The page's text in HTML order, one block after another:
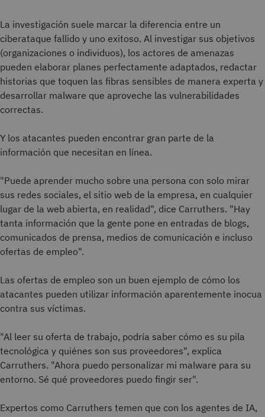
La investigación suele marcar la diferencia entre un
ciberataque fallido y uno exitoso. Al investigar sus objetivos
(organizaciones o individuos), los actores de amenazas
pueden elaborar planes perfectamente adaptados, redactar
historias que toquen las fibras sensibles de manera experta y
desarrollar malware que aproveche las vulnerabilidades
correctas.
Y los atacantes pueden encontrar gran parte de la
información que necesitan en línea.
"Puede aprender mucho sobre una persona con solo mirar
sus redes sociales, el sitio web de la empresa, en cualquier
lugar de la web abierta, en realidad", dice Carruthers. "Hay
tanta información que la gente pone en entradas de blogs,
comunicados de prensa, medios de comunicación e incluso
ofertas de empleo".
Las ofertas de empleo son un buen ejemplo de cómo los
atacantes pueden utilizar información aparentemente inocua
contra sus víctimas.
"Al leer su oferta de trabajo, podría saber cómo es su pila
tecnológica y quiénes son sus proveedores", explica
Carruthers. "Ahora puedo personalizar mi malware para su
entorno. Sé qué proveedores puedo fingir ser".
Expertos como Carruthers temen que con los agentes de IA,